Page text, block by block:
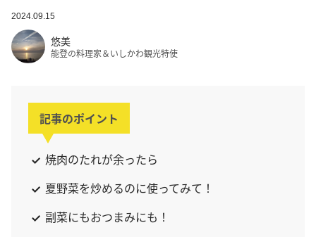
2024.09.15
悠美
能登の料理家＆いしかわ観光特使
記事のポイント
焼肉のたれが余ったら
夏野菜を炒めるのに使ってみて！
副菜にもおつまみにも！